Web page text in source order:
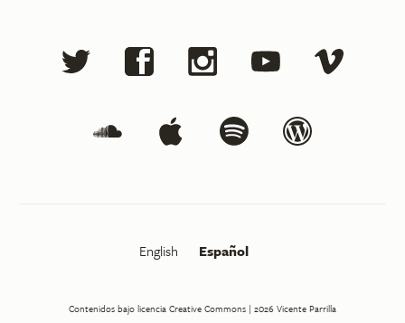
English Español
Contenidos bajo licencia Creative Commons| 2026 Vicente Parrilla